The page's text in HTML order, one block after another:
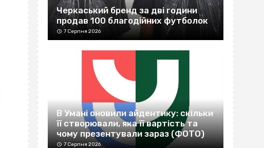
Черкаський бренд за дві години
продав 100 благодійних футболок
7 Серпня 2026
В Умані оновили айдентику: скільки
її створювали, яка її вартість та
чому презентували зараз (ФОТО)
7 Серпня 2026